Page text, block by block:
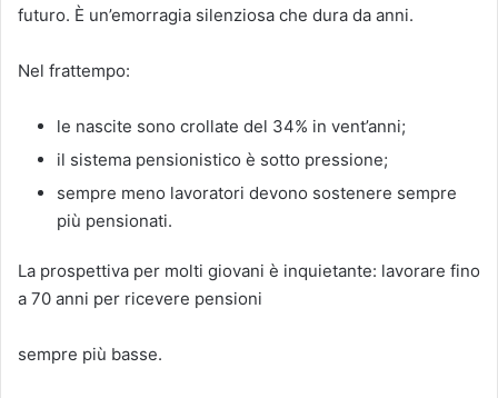
futuro. È un’emorragia silenziosa che dura da anni.
Nel frattempo:
le nascite sono crollate del 34% in vent’anni;
il sistema pensionistico è sotto pressione;
sempre meno lavoratori devono sostenere sempre
più pensionati.
La prospettiva per molti giovani è inquietante: lavorare fino
a 70 anni per ricevere pensioni
sempre più basse.